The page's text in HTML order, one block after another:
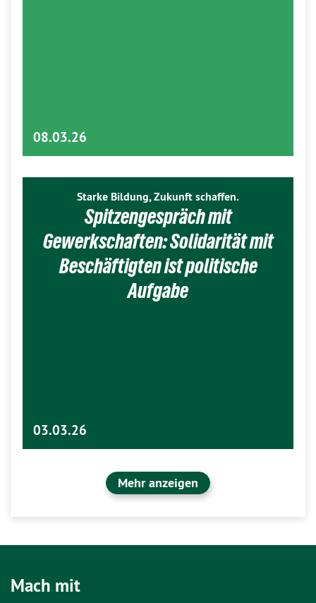
08.03.26
Starke Bildung, Zukunft schaffen.
Spitzengespräch mit
Gewerkschaften: Solidarität mit
Beschäftigten ist politische
Aufgabe
03.03.26
Mehr anzeigen
Mach mit